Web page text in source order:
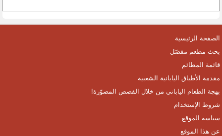
الصفحة الرئيسية
بحث مطعم مفصّل
قائمة المطائم
مقدمة الأطباق اليابانية الشعبية
بهجة الطعام الياباني من خلال القصص المصوّرة!
شروط الإستخدام
سياسة الموقع
عن هذا الموقع